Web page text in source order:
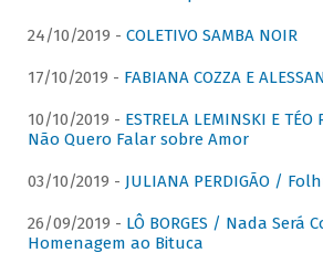
24/10/2019 - COLETIVO SAMBA NOIR
17/10/2019 - FABIANA COZZA E
10/10/2019 - ESTRELA LEMINSKI E
Não Quero Falar sobre Amor
03/10/2019 - JULIANA PERDIGÃO /
26/09/2019 - LÔ BORGES / Nada Será
Homenagem ao Bituca